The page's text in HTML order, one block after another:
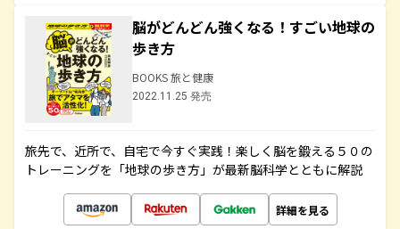
脳がどんどん強くなる！すごい地球の
歩き方
BOOKS 旅と健康
2022.11.25 発売
旅先で、近所で、自宅で今すぐ実践！楽しく脳を鍛える５０の
トレーニングを「地球の歩き方」が最新脳科学とともに解説
詳細を見る